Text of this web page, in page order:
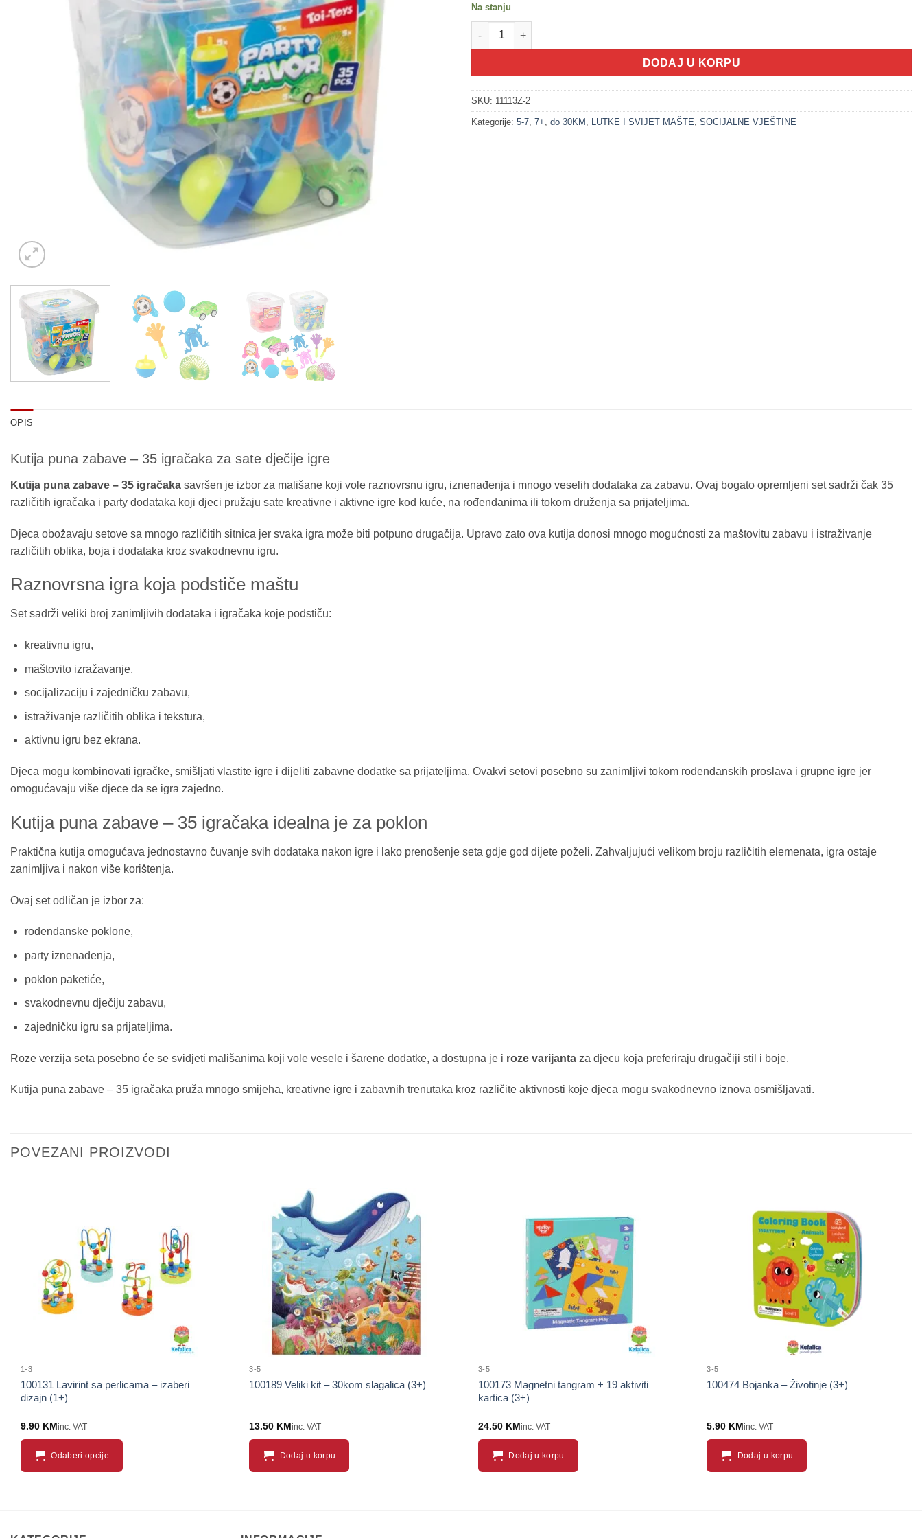
Na stanju
200221-2 Kutija puna zabave! - 35 igračaka (plavi set) količina
DODAJ U KORPU
SKU: 11113Z-2
Kategorije: 5-7, 7+, do 30KM , LUTKE I SVIJET MAŠTE, SOCIJALNE VJEŠTINE
OPIS
Kutija puna zabave – 35 igračaka za sate dječije igre
Kutija puna zabave – 35 igračaka savršen je izbor za mališane koji vole raznovrsnu igru, iznenađenja i mnogo veselih dodataka za zabavu. Ovaj bogato opremljeni set sadrži čak 35
različitih igračaka i party dodataka koji djeci pružaju sate kreativne i aktivne igre kod kuće, na rođendanima ili tokom druženja sa prijateljima.
Djeca obožavaju setove sa mnogo različitih sitnica jer svaka igra može biti potpuno drugačija. Upravo zato ova kutija donosi mnogo mogućnosti za maštovitu zabavu i istraživanje
različitih oblika, boja i dodataka kroz svakodnevnu igru.
Raznovrsna igra koja podstiče maštu
Set sadrži veliki broj zanimljivih dodataka i igračaka koje podstiču:
kreativnu igru,
maštovito izražavanje,
socijalizaciju i zajedničku zabavu,
istraživanje različitih oblika i tekstura,
aktivnu igru bez ekrana.
Djeca mogu kombinovati igračke, smišljati vlastite igre i dijeliti zabavne dodatke sa prijateljima. Ovakvi setovi posebno su zanimljivi tokom rođendanskih proslava i grupne igre jer
omogućavaju više djece da se igra zajedno.
Kutija puna zabave – 35 igračaka idealna je za poklon
Praktična kutija omogućava jednostavno čuvanje svih dodataka nakon igre i lako prenošenje seta gdje god dijete poželi. Zahvaljujući velikom broju različitih elemenata, igra ostaje
zanimljiva i nakon više korištenja.
Ovaj set odličan je izbor za:
rođendanske poklone,
party iznenađenja,
poklon paketiće,
svakodnevnu dječiju zabavu,
zajedničku igru sa prijateljima.
Roze verzija seta posebno će se svidjeti mališanima koji vole vesele i šarene dodatke, a dostupna je i roze varijanta za djecu koja preferiraju drugačiji stil i boje.
Kutija puna zabave – 35 igračaka pruža mnogo smijeha, kreativne igre i zabavnih trenutaka kroz različite aktivnosti koje djeca mogu svakodnevno iznova osmišljavati.
POVEZANI PROIZVODI
proizvod
1-3
100131 Lavirint sa perlicama – izaberi
dizajn (1+)
9.90 KMinc. VAT
Odaberi opcije
Sačuvaj
proizvod
3-5
100189 Veliki kit – 30kom slagalica (3+)
13.50 KMinc. VAT
Dodaj u korpu
Sačuvaj
proizvod
3-5
100173 Magnetni tangram + 19 aktiviti
kartica (3+)
24.50 KMinc. VAT
Dodaj u korpu
Sačuvaj
proizvod
3-5
100474 Bojanka – Životinje (3+)
5.90 KMinc. VAT
Dodaj u korpu